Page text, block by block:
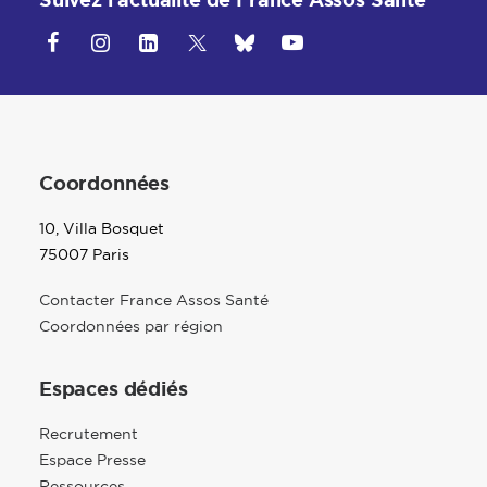
Coordonnées
10, Villa Bosquet
75007 Paris
Contacter France Assos Santé
Coordonnées par région
Espaces dédiés
Recrutement
Espace Presse